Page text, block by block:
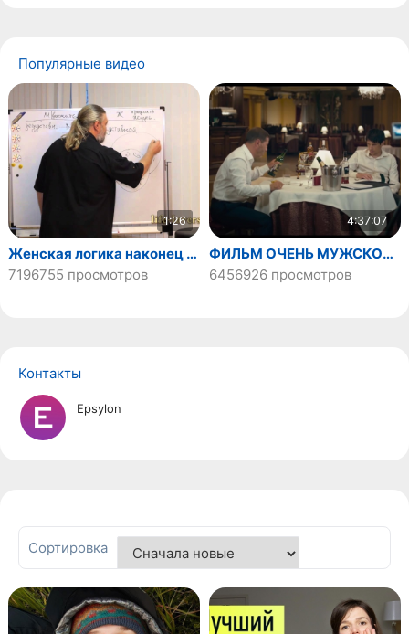
Сортировка
Популярные видео
1:26
Женская логика наконец раскрыта! (психолог Алексей Капранов)
7196755 просмотров
4:37:07
ФИЛЬМ ОЧЕНЬ МУЖСКОЙ! НО СМОТРЕТЬ ЕГО НУЖНО ЖЕНЩИНАМ! Сатисфакция
6456926 просмотров
Контакты
Epsylon